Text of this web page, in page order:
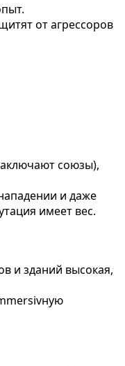
от агрессоров
союзы),
и даже
имеет вес.
и зданий высокая,